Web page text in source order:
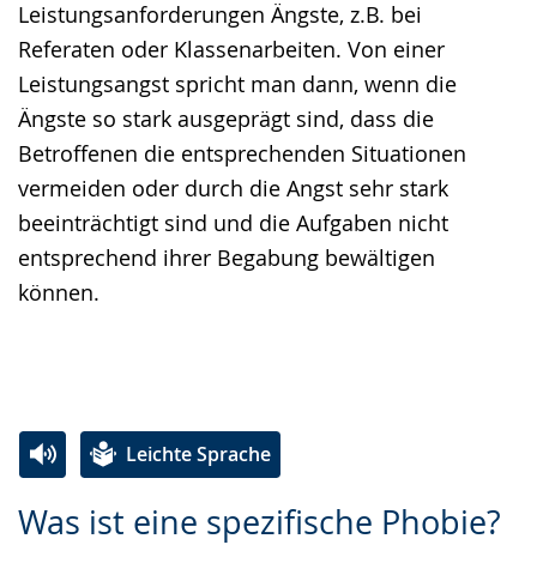
Leistungsanforderungen Ängste, z.B. bei
Referaten oder Klassenarbeiten. Von einer
Leistungsangst spricht man dann, wenn die
Ängste so stark ausgeprägt sind, dass die
Betroffenen die entsprechenden Situationen
vermeiden oder durch die Angst sehr stark
beeinträchtigt sind und die Aufgaben nicht
entsprechend ihrer Begabung bewältigen
können.
Was ist eine spezifische Phobie?
Leichte Sprache
Leichten
Audio-
Video